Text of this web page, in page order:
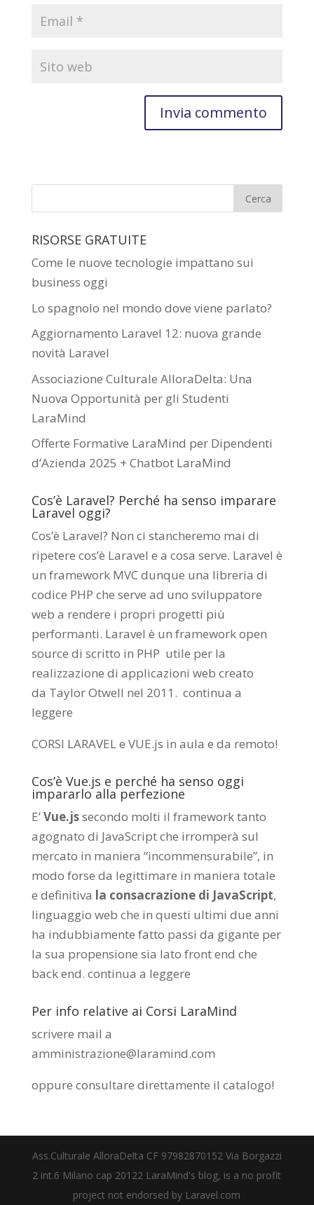
RISORSE GRATUITE
Come le nuove tecnologie impattano sui
business oggi
Lo spagnolo nel mondo dove viene parlato?
Aggiornamento Laravel 12: nuova grande
novità Laravel
Associazione Culturale AlloraDelta: Una
Nuova Opportunità per gli Studenti
LaraMind
Offerte Formative LaraMind per Dipendenti
d’Azienda 2025 + Chatbot LaraMind
Cos’è Laravel? Perché ha senso imparare
Laravel oggi?
Cos’è Laravel? Non ci stancheremo mai di
ripetere cos’è Laravel e a cosa serve. Laravel è
un framework MVC dunque una libreria di
codice PHP che serve ad uno sviluppatore
web a rendere i propri progetti più
performanti. Laravel è un framework open
source di scritto in PHP utile per la
realizzazione di applicazioni web creato
da Taylor Otwell nel 2011. continua a
leggere
CORSI LARAVEL e VUE.js in aula e da remoto!
Cos’è Vue.js e perché ha senso oggi
impararlo alla perfezione
E’Vue.jssecondo molti il framework tanto
agognato di JavaScript che irromperà sul
mercato in maniera “incommensurabile”, in
modo forse da legittimare in maniera totale
e definitiva la consacrazione di JavaScript,
linguaggio web che in questi ultimi due anni
ha indubbiamente fatto passi da gigante per
la sua propensione sia lato front end che
back end. continua a leggere
Per info relative ai Corsi LaraMind
scrivere mail a
amministrazione@laramind.com
oppure consultare direttamente il catalogo!
Ass.Culturale AlloraDelta CF 97982870152 Via Borgazzi
2 int.6 Milano cap 20122 LaraMind's blog, is a no profit
project not endorsed by Laravel.com